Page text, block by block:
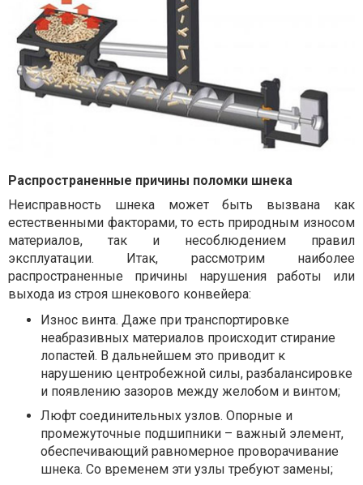
Распространенные причины поломки шнека
Неисправность шнека может быть вызвана как
естественными факторами, то есть природным износом
материалов, так и несоблюдением правил
эксплуатации. Итак, рассмотрим наиболее
распространенные причины нарушения работы или
выхода из строя шнекового конвейера:
Износ винта. Даже при транспортировке
неабразивных материалов происходит стирание
лопастей. В дальнейшем это приводит к
нарушению центробежной силы, разбалансировке
и появлению зазоров между желобом и винтом;
Люфт соединительных узлов. Опорные и
промежуточные подшипники – важный элемент,
обеспечивающий равномерное проворачивание
шнека. Со временем эти узлы требуют замены;